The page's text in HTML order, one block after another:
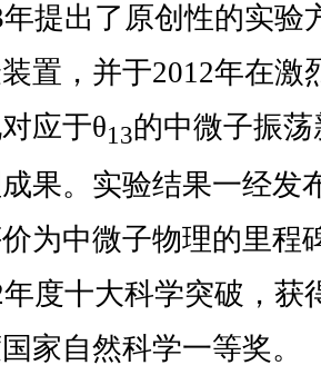
年提出了原创性的实验
置，并于2012年在
应于θ13的中微子振
果。实验结果一经发
为中微子物理的里程
年度十大科学突破，获
家自然科学一等奖。